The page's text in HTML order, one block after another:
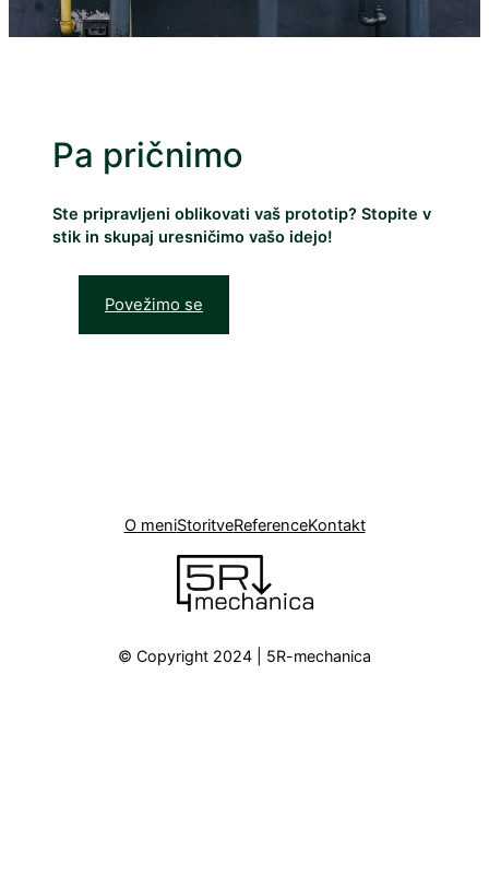
Pa pričnimo
Ste pripravljeni oblikovati vaš prototip? Stopite v
stik in skupaj uresničimo vašo idejo!
Povežimo se
O meniStoritveReferenceKontakt
© Copyright 2024 | 5R-mechanica